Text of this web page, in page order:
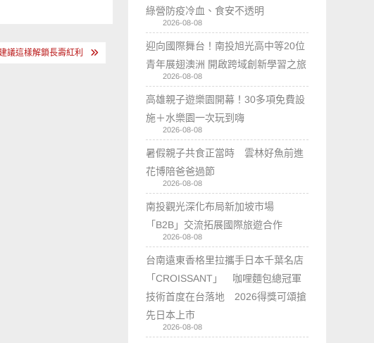
議這樣解鎖長壽紅利
綠營防疫冷血、食安不透明
2026-08-08
迎向國際舞台！南投旭光高中等20位
青年展翅澳洲 開啟跨域創新學習之旅
2026-08-08
高雄親子遊樂園開幕！30多項免費設
施＋水樂園一次玩到嗨
2026-08-08
暑假親子共食正當時 雲林好魚前進
花博陪爸爸過節
2026-08-08
南投觀光深化布局新加坡市場
「B2B」交流拓展國際旅遊合作
2026-08-08
台南遠東香格里拉攜手日本千葉名店
「CROISSANT」 咖哩麵包總冠軍
技術首度在台落地 2026得獎可頌搶
先日本上市
2026-08-08